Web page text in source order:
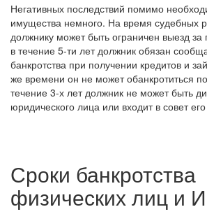
Негативных последствий помимо
имущества немного. На время судебных
должнику может быть ограничен выезд
в течение 5-ти лет должник обязан
банкротства при получении кредитов и
же времени он не может обанкротиться
течение 3-х лет должник не может быть
юридического лица или входит в совет
Сроки банкротства
физических лиц и